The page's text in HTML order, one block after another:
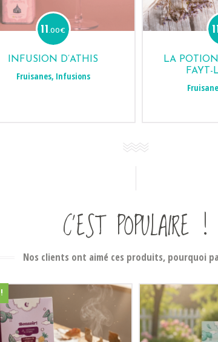
11.00€
INFUSION D’ATHIS
Fruisanes, Infusions
11
LA
FAYT-
C’EST POPULAIRE !
Nos clients ont aimé ces produits, pourquoi